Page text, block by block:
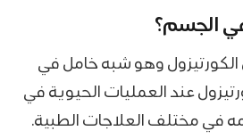
الجسم؟
وهو شبه خامل في
عند العمليات الحيوية في
في مختلف العلاجات الطبية.